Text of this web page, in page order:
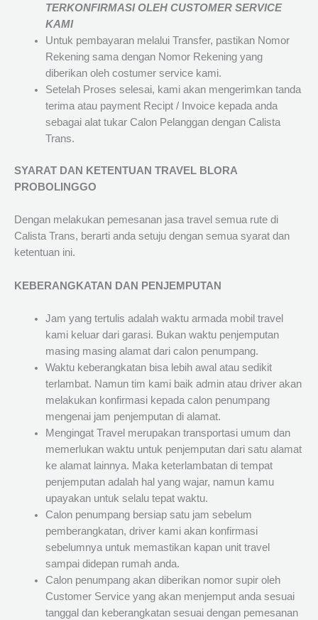
TERKONFIRMASI OLEH CUSTOMER SERVICE
KAMI
Untuk pembayaran melalui Transfer, pastikan Nomor
Rekening sama dengan Nomor Rekening yang
diberikan oleh costumer service kami.
Setelah Proses selesai, kami akan mengerimkan tanda
terima atau payment Recipt / Invoice kepada anda
sebagai alat tukar Calon Pelanggan dengan Calista
Trans.
SYARAT DAN KETENTUAN TRAVEL BLORA
PROBOLINGGO
Dengan melakukan pemesanan jasa travel semua rute di
Calista Trans, berarti anda setuju dengan semua syarat dan
ketentuan ini.
KEBERANGKATAN DAN PENJEMPUTAN
Jam yang tertulis adalah waktu armada mobil travel
kami keluar dari garasi. Bukan waktu penjemputan
masing masing alamat dari calon penumpang.
Waktu keberangkatan bisa lebih awal atau sedikit
terlambat. Namun tim kami baik admin atau driver akan
melakukan konfirmasi kepada calon penumpang
mengenai jam penjemputan di alamat.
Mengingat Travel merupakan transportasi umum dan
memerlukan waktu untuk penjemputan dari satu alamat
ke alamat lainnya. Maka keterlambatan di tempat
penjemputan adalah hal yang wajar, namun kamu
upayakan untuk selalu tepat waktu.
Calon penumpang bersiap satu jam sebelum
pemberangkatan, driver kami akan konfirmasi
sebelumnya untuk memastikan kapan unit travel
sampai didepan rumah anda.
Calon penumpang akan diberikan nomor supir oleh
Customer Service yang akan menjemput anda sesuai
tanggal dan keberangkatan sesuai dengan pemesanan